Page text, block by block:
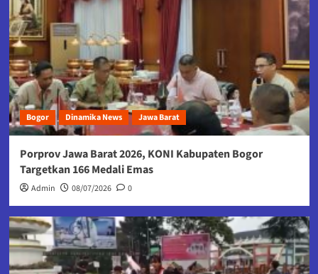
Bogor Dinamika News Jawa Barat
Porprov Jawa Barat 2026, KONI Kabupaten Bogor
Targetkan 166 Medali Emas
Admin 08/07/2026 0